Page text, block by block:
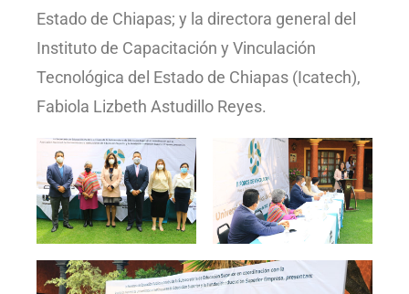
Estado de Chiapas; y la directora general del
Instituto de Capacitación y Vinculación
Tecnológica del Estado de Chiapas (Icatech),
Fabiola Lizbeth Astudillo Reyes.